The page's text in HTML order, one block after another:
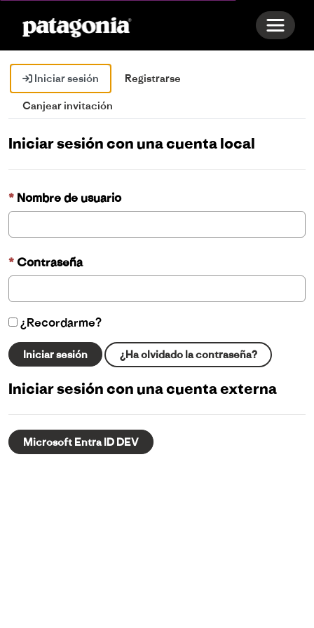
Iniciar sesión Registrarse
Canjear invitación
Iniciar sesión con una cuenta local
Nombre de usuario
Contraseña
¿Recordarme?
Iniciar sesión ¿Ha olvidado la contraseña?
Iniciar sesión con una cuenta externa
Microsoft Entra ID DEV